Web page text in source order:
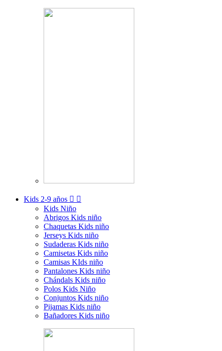
Kids 2-9 años  
Kids Niño
Abrigos Kids niño
Chaquetas Kids niño
Jerseys Kids niño
Sudaderas Kids niño
Camisetas Kids niño
Camisas KIds niño
Pantalones Kids niño
Chándals Kids niño
Polos Kids Niño
Conjuntos Kids niño
Pijamas Kids niño
Bañadores Kids niño